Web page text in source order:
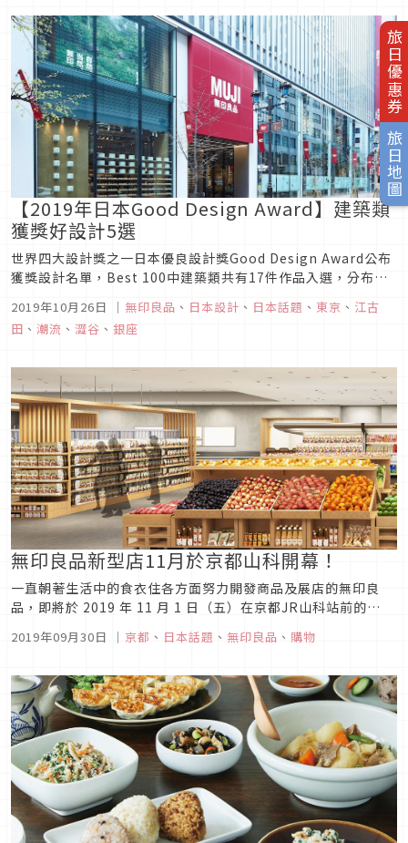
旅日優惠券
旅日地圖
品！圖片來源1. ...
【2019年日本Good Design Award】建築類
獲獎好設計5選
世界四大設計獎之一日本優良設計獎Good Design Award公布
獲獎設計名單，Best 100中建築類共有17件作品入選，分布在
「個人住宅與小型公寓」、「中大型住宅」以及「產業、商業、
公共設施」等三大建築相關領域，相較於華美好看的建築設計，
Good Design Award更重視其能在設計領域...
2019年10月26日 ｜ 無印良品 、 日本設計 、 日本話題 、 東京 、 江古
田 、 潮流 、 澀谷 、 銀座
無印良品新型店11月於京都山科開幕！
一直朝著生活中的食衣住各方面努力開發商品及展店的無印良
品，即將於 2019 年 11 月 1 日（五）在京都JR山科站前的
印良品京都山科」囉！這間京都山科店是延續2018年3月在
主打...
2019年09月30日 ｜ 京都 、 日本話題 、 無印良品 、 購物